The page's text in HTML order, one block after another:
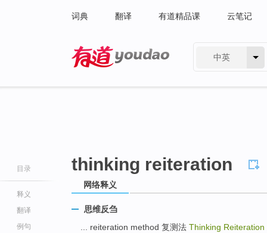
词典 翻译 有道精品课 云笔记
中英
目录
释义
翻译
例句
thinking reiteration
网络释义
思维反刍
... reiteration method 复测法 Thinking Reiteration